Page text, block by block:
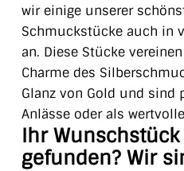
wir einige unserer
Schmuckstücke auch in
an. Diese Stücke
Charme des
Glanz von Gold und sind
Anlässe oder als
Ihr
gefunden? Wir